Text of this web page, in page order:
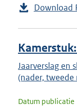
Download
Jaarverslag en
(nader, tweede
Datum publicatie